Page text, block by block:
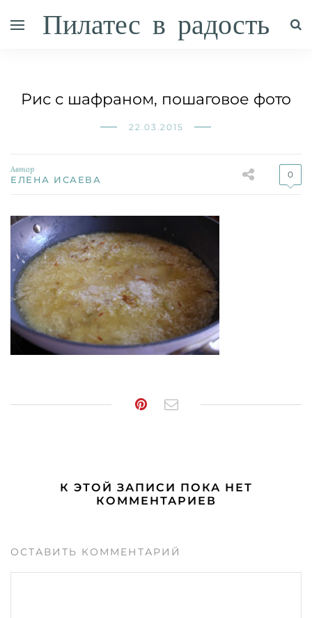
Пилатес в радость
Рис с шафраном, пошаговое фото
22.03.2015
Автор
ЕЛЕНА ИСАЕВА 0
К ЭТОЙ ЗАПИСИ ПОКА НЕТ
КОММЕНТАРИЕВ
ОСТАВИТЬ КОММЕНТАРИЙ